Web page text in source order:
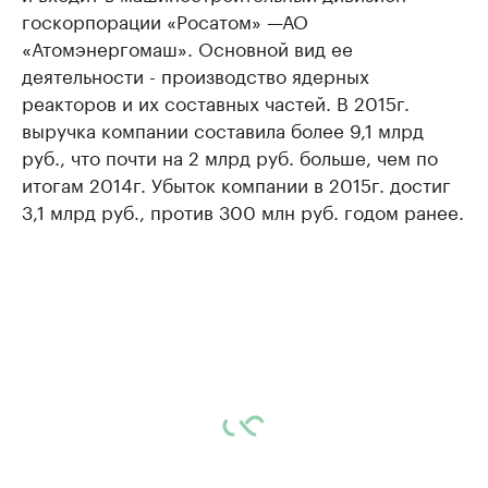
госкорпорации «Росатом» —АО
«Атомэнергомаш». Основной вид ее
деятельности - производство ядерных
реакторов и их составных частей. В 2015г.
выручка компании составила более 9,1 млрд
руб., что почти на 2 млрд руб. больше, чем по
итогам 2014г. Убыток компании в 2015г. достиг
3,1 млрд руб., против 300 млн руб. годом ранее.